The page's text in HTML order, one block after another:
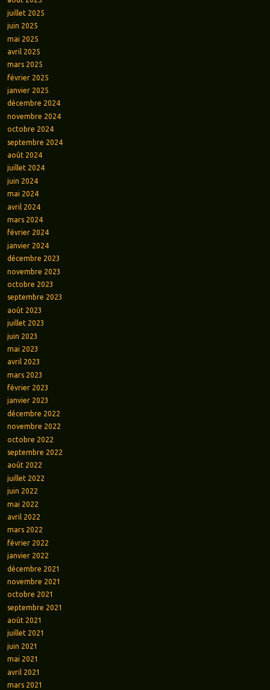
juillet 2025
juin 2025
mai 2025
avril 2025
mars 2025
février 2025
janvier 2025
décembre 2024
novembre 2024
octobre 2024
septembre 2024
août 2024
juillet 2024
juin 2024
mai 2024
avril 2024
mars 2024
février 2024
janvier 2024
décembre 2023
novembre 2023
octobre 2023
septembre 2023
août 2023
juillet 2023
juin 2023
mai 2023
avril 2023
mars 2023
février 2023
janvier 2023
décembre 2022
novembre 2022
octobre 2022
septembre 2022
août 2022
juillet 2022
juin 2022
mai 2022
avril 2022
mars 2022
février 2022
janvier 2022
décembre 2021
novembre 2021
octobre 2021
septembre 2021
août 2021
juillet 2021
juin 2021
mai 2021
avril 2021
mars 2021